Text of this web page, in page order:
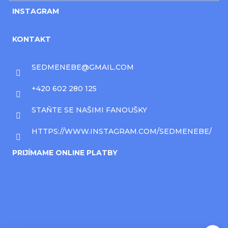
INSTAGRAM
KONTAKT
SEDMENEBE@GMAIL.COM
+420 602 280 125
STAŇTE SE NAŠIMI FANOUŠKY
HTTPS://WWW.INSTAGRAM.COM/SEDMENEBE/
PRIJÍMAME ONLINE PLATBY